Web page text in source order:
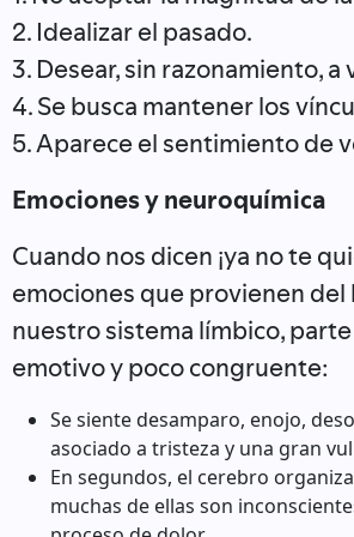
2. Idealizar el pasado.
3. Desear, sin razonamiento,
4. Se busca mantener los
5. Aparece el sentimiento de
Emociones y neuroquímica
Cuando nos dicen ¡ya no te
emociones que provienen
nuestro sistema límbico,
emotivo y poco congruente:
Se siente desamparo, enojo,
asociado a tristeza y una gran
En segundos, el cerebro
muchas de ellas son